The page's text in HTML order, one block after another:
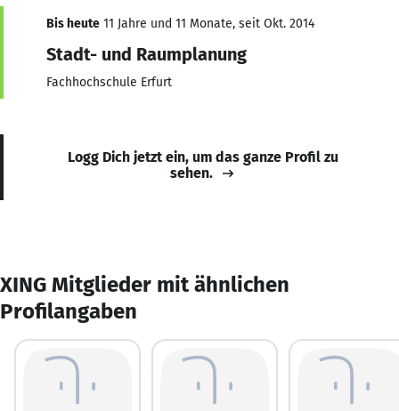
Bis heute 11 Jahre und 11 Monate, seit Okt. 2014
Stadt- und Raumplanung
Fachhochschule Erfurt
Logg Dich jetzt ein, um das ganze Profil zu
sehen.
XING Mitglieder mit ähnlichen
Profilangaben